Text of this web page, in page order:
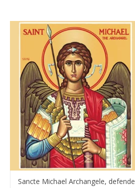
Sancte Michael Archangele, defende